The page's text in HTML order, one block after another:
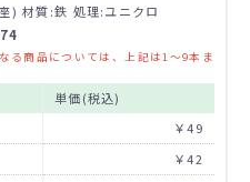
) 材質:鉄 処理:ユニクロ
る商品については、上記は1～9本ま
単価(税込)
￥49
￥42